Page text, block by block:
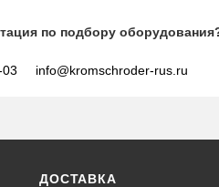
по подбору
info@kromschroder-rus.ru
ДОСТАВКА